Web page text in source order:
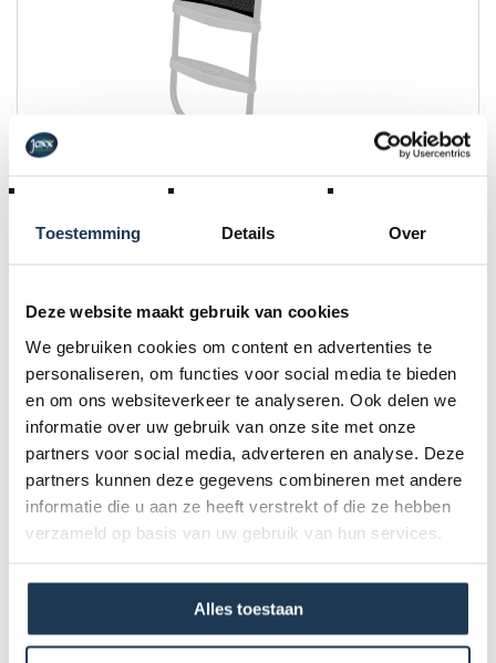
Toestemming Details Over
Deze website maakt gebruik van cookies
We gebruiken cookies om content en advertenties te
personaliseren, om functies voor social media te bieden
en om ons websiteverkeer te analyseren. Ook delen we
informatie over uw gebruik van onze site met onze
partners voor social media, adverteren en analyse. Deze
partners kunnen deze gegevens combineren met andere
informatie die u aan ze heeft verstrekt of die ze hebben
verzameld op basis van uw gebruik van hun services.
Alles toestaan